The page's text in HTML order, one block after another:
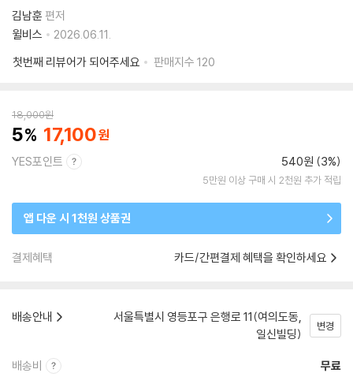
김남훈 편저
윌비스
2026.06.11.
첫번째 리뷰어가 되어주세요
판매지수 120
18,000원
5 17,100
YES포인트 540원 (3%)
5만원 이상 구매 시 2천원 추가 적립
앱 다운 시 1천원 상품권
결제혜택 카드/간편결제 혜택을 확인하세요
배송안내
서울특별시 영등포구 은행로 11(여의도동,
일신빌딩)
변경
배송비 무료